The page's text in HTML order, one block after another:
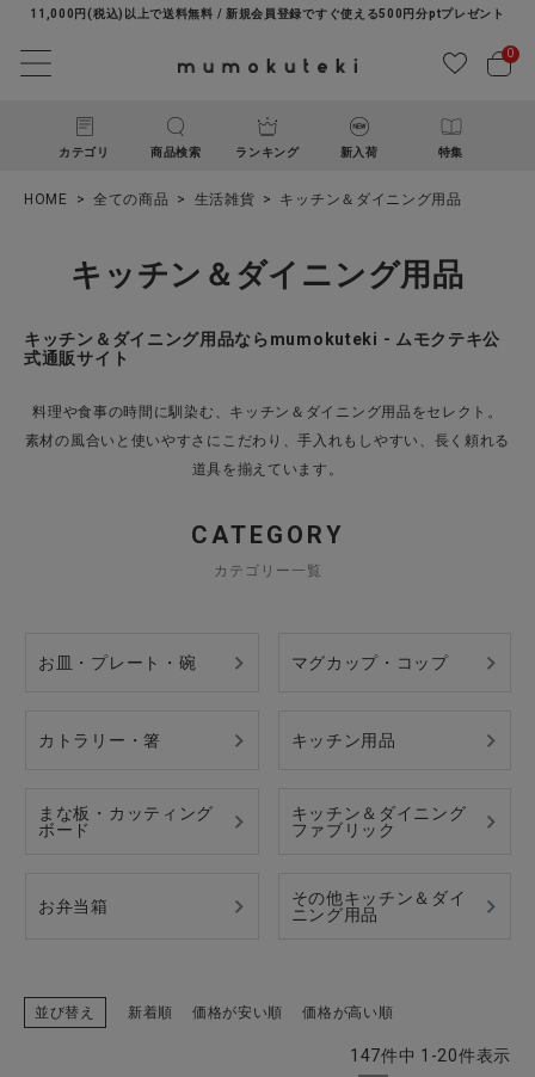
11,000円(税込)以上で送料無料 / 新規会員登録ですぐ使える500円分ptプレゼント
0
カテゴリ 商品検索 ランキング 新入荷 特集
ようこそ ゲスト 様
生活雑貨
食品
ブランド
HOME 全ての商品 生活雑貨 キッチン＆ダイニング用品
キッチン＆ダイニング用品
キッチン＆ダイニング用品ならmumokuteki - ムモクテキ公
式通販サイト
料理や食事の時間に馴染む、キッチン＆ダイニング用品をセレクト。
素材の風合いと使いやすさにこだわり、手入れもしやすい、長く頼れる
道具を揃えています。
CATEGORY
カテゴリー一覧
お皿・プレート・碗 マグカップ・コップ
カトラリー・箸 キッチン用品
まな板・カッティング
ボード
キッチン＆ダイニング
ファブリック
お弁当箱
その他キッチン＆ダイ
ニング用品
並び替え 新着順 価格が安い順 価格が高い順
147件中 1 -20件表示